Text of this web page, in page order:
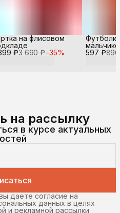
₽3 690 ₽−35%
на флисовом
597 ₽
на рассылку
в курсе актуальных
даете согласие на
данных в целях
и рекламной рассылки